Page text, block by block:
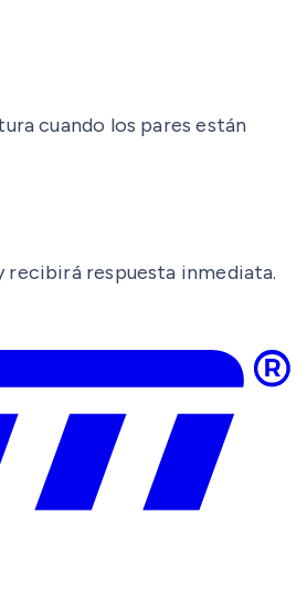
cuando los pares están
recibirá respuesta inmediata.